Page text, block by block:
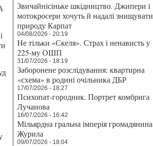
Звичайнісіньке шкідництво. Джипери і
мотокросери хочуть й надалі знищувати
природу Карпат
04/08/2026 - 20:19
Не тільки «Скеля». Страх і ненависть у
225-му ОШП
31/07/2026 - 18:19
Заборонене розслідування: квартирна
«схема» в родині очільника ДБР
17/07/2026 - 18:27
Психопат-городник. Портрет комбрига
Лучанова
16/07/2026 - 16:42
Мільярдна гральна імперія громадянина
Журила
09/07/2026 - 18:04